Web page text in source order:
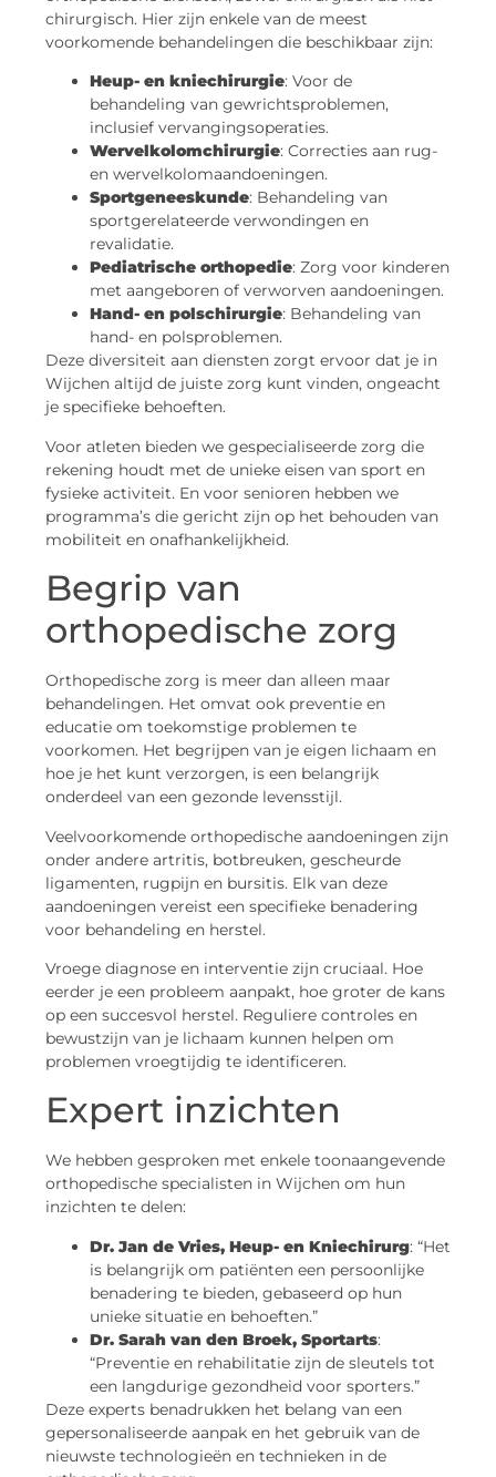
chirurgisch. Hier zijn enkele van de meest
voorkomende behandelingen die beschikbaar zijn:
Heup- en kniechirurgie: Voor de
behandeling van gewrichtsproblemen,
inclusief vervangingsoperaties.
Wervelkolomchirurgie: Correcties aan rug-
en wervelkolomaandoeningen.
Sportgeneeskunde: Behandeling van
sportgerelateerde verwondingen en
revalidatie.
Pediatrische orthopedie: Zorg voor kinderen
met aangeboren of verworven aandoeningen.
Hand- en polschirurgie: Behandeling van
hand- en polsproblemen.
Deze diversiteit aan diensten zorgt ervoor dat je in
Wijchen altijd de juiste zorg kunt vinden, ongeacht
je specifieke behoeften.
Voor atleten bieden we gespecialiseerde zorg die
rekening houdt met de unieke eisen van sport en
fysieke activiteit. En voor senioren hebben we
programma’s die gericht zijn op het behouden van
mobiliteit en onafhankelijkheid.
Begrip van
orthopedische zorg
Orthopedische zorg is meer dan alleen maar
behandelingen. Het omvat ook preventie en
educatie om toekomstige problemen te
voorkomen. Het begrijpen van je eigen lichaam en
hoe je het kunt verzorgen, is een belangrijk
onderdeel van een gezonde levensstijl.
Veelvoorkomende orthopedische aandoeningen zijn
onder andere artritis, botbreuken, gescheurde
ligamenten, rugpijn en bursitis. Elk van deze
aandoeningen vereist een specifieke benadering
voor behandeling en herstel.
Vroege diagnose en interventie zijn cruciaal. Hoe
eerder je een probleem aanpakt, hoe groter de kans
op een succesvol herstel. Reguliere controles en
bewustzijn van je lichaam kunnen helpen om
problemen vroegtijdig te identificeren.
Expert inzichten
We hebben gesproken met enkele toonaangevende
orthopedische specialisten in Wijchen om hun
inzichten te delen:
Dr. Jan de Vries, Heup- en Kniechirurg: “Het
is belangrijk om patiënten een persoonlijke
benadering te bieden, gebaseerd op hun
unieke situatie en behoeften.”
Dr. Sarah van den Broek, Sportarts:
“Preventie en rehabilitatie zijn de sleutels tot
een langdurige gezondheid voor sporters.”
Deze experts benadrukken het belang van een
gepersonaliseerde aanpak en het gebruik van de
nieuwste technologieën en technieken in de